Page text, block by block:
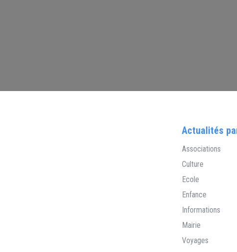
Actualités
Associations
Culture
Ecole
Enfance
Informations
Mairie
Voyages